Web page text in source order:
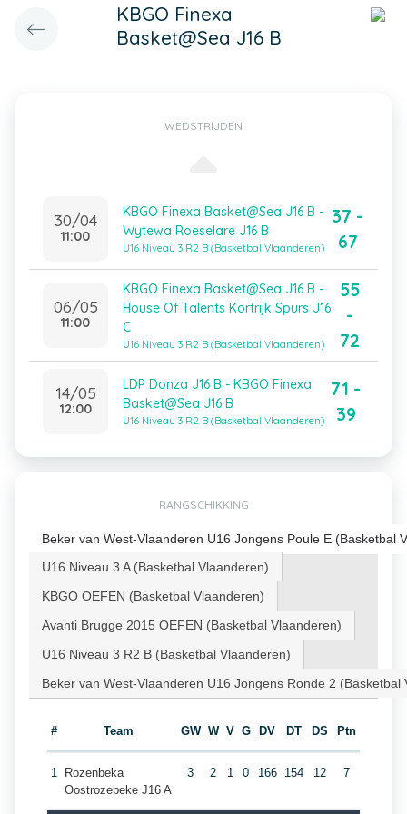
KBGO Finexa
Basket@Sea J16 B
WEDSTRIJDEN
30/04
11:00
KBGO Finexa Basket@Sea J16 B -
Wytewa Roeselare J16 B
U16 Niveau 3 R2 B (Basketbal Vlaanderen)
37 -
67
06/05
11:00
KBGO Finexa Basket@Sea J16 B -
House Of Talents Kortrijk Spurs J16
C
U16 Niveau 3 R2 B (Basketbal Vlaanderen)
55
-
72
14/05
12:00
LDP Donza J16 B - KBGO Finexa
Basket@Sea J16 B
U16 Niveau 3 R2 B (Basketbal Vlaanderen)
71 -
39
RANGSCHIKKING
Beker van West-Vlaanderen U16 Jongens Poule E (Basketbal
U16 Niveau 3 A (Basketbal Vlaanderen)
KBGO OEFEN (Basketbal Vlaanderen)
Avanti Brugge 2015 OEFEN (Basketbal Vlaanderen)
U16 Niveau 3 R2 B (Basketbal Vlaanderen)
Beker van West-Vlaanderen U16 Jongens Ronde 2 (Basketbal
# Team GW W V G DV DT DS Ptn
1
Rozenbeka
Oostrozebeke J16 A
3 2 1 0 166 154 12 7